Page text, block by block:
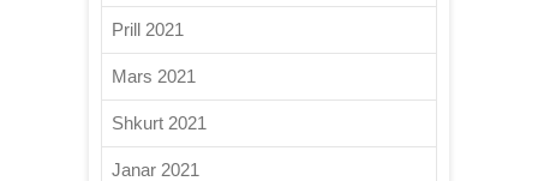
Prill 2021
Mars 2021
Shkurt 2021
Janar 2021